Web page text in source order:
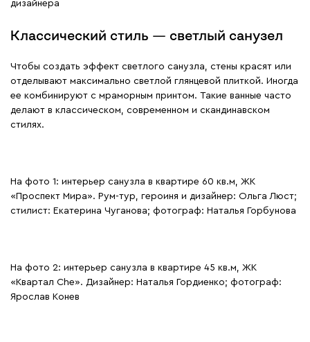
дизайнера
Классический стиль — светлый санузел
Чтобы создать эффект светлого санузла, стены красят или
отделывают максимально светлой глянцевой плиткой. Иногда
ее комбинируют с мраморным принтом. Такие ванные часто
делают в классическом, современном и скандинавском
стилях.
На фото 1: интерьер санузла в квартире 60 кв.м, ЖК
«Проспект Мира». Рум-тур, героиня и дизайнер: Ольга Люст;
стилист: Екатерина Чуганова; фотограф: Наталья Горбунова
На фото 2: интерьер санузла в квартире 45 кв.м, ЖК
«Квартал Che». Дизайнер: Наталья Гордиенко; фотограф:
Ярослав Конев